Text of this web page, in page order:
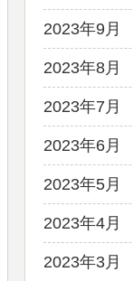
2023年9月
2023年8月
2023年7月
2023年6月
2023年5月
2023年4月
2023年3月